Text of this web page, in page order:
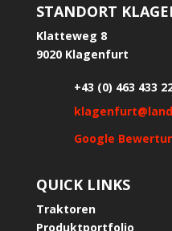
STANDORT
Klatteweg 8
9020 Klagenfurt
+43 (0) 463 433
Google
QUICK LINKS
Traktoren
Produktportfolio